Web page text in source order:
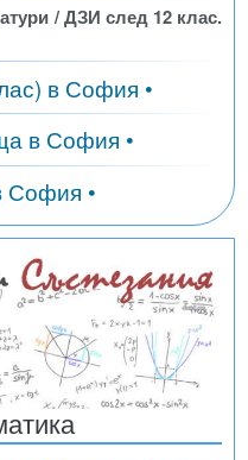
/ ДЗИ след 12 клас.
в София •
в София •
София •